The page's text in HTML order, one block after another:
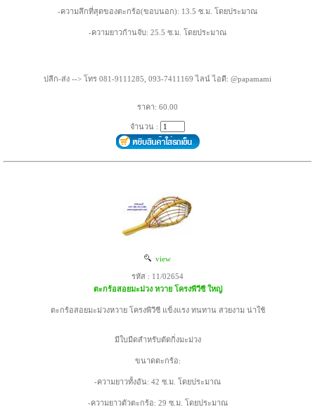
-ความลึกที่สุดของตะกร้อ(ขอบนอก): 13.5 ซ.ม. โดยประมาณ
-ความยาวก้านจับ: 25.5 ซ.ม. โดยประมาณ
ปลีก-ส่ง --> โทร 081-9111285, 093-7411169 ไลน์ ไอดี: @papamami
ราคา: 60.00
จำนวน :
view
รหัส : 11/02654
ตะกร้อสอยมะม่วง หวาย โครงพีวีซี ใหญ่
ตะกร้อสอยมะม่วงหวาย โครงพีวีซี แข็งแรง ทนทาน สวยงาม น่าใช้
มีใบมีดสำหรับตัดกิ่งมะม่วง
ขนาดตะกร้อ:
-ความยาวทั้งอัน: 42 ซ.ม. โดยประมาณ
-ความยาวตัวตะกร้อ: 29 ซ.ม. โดยประมาณ